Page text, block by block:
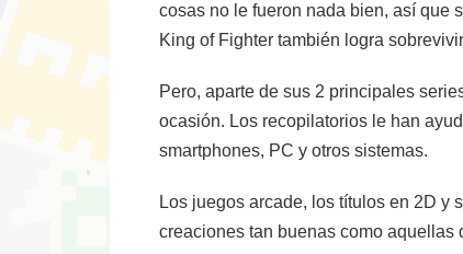
cosas no le fueron nada bien, así que
King of Fighter también logra
Pero, aparte de sus 2 principales
ocasión. Los recopilatorios le han
smartphones, PC y otros sistemas.
Los juegos arcade, los títulos en 2D y
creaciones tan buenas como